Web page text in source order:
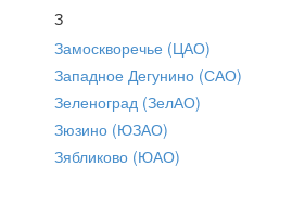
З
Замоскворечье (ЦАО)
Западное Дегунино (САО)
Зеленоград (ЗелАО)
Зюзино (ЮЗАО)
Зябликово (ЮАО)